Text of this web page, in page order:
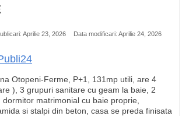
Aprilie 23, 2026 Data modificari: Aprilie 24, 2026
Otopeni-Ferme, P+1, 131mp utili, are 4
), 3 grupuri sanitare cu geam la baie, 2
matrimonial cu baie proprie,
si stalpi din beton, casa se preda finisata